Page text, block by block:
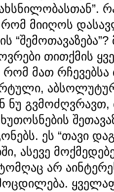
მიიღოს
თითქმის
მათ რჩევებსა
ნუ
ეს “თავი
ასევე
არ